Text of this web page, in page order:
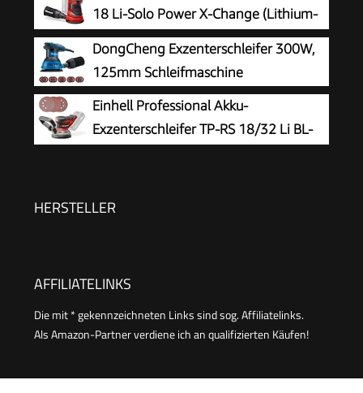
Akku/Ladegerät)
18 Li-Solo Power X-Change (Lithium-
Ionen, Drehzahl-Elektronik, Mikro-
Kletthaftung, inkl. 1x Schleifpapier P80, ohne
Akku und Ladegerät)
DongCheng Exzenterschleifer 300W,
125mm Schleifmaschine
Einhell Professional Akku-
Exzenterschleifer TP-RS 18/32 Li BL-
HERSTELLER
AFFILIATELINKS
Die mit * gekennzeichneten Links sind sog. Affiliatelinks.
Als Amazon-Partner verdiene ich an qualifizierten Käufen!